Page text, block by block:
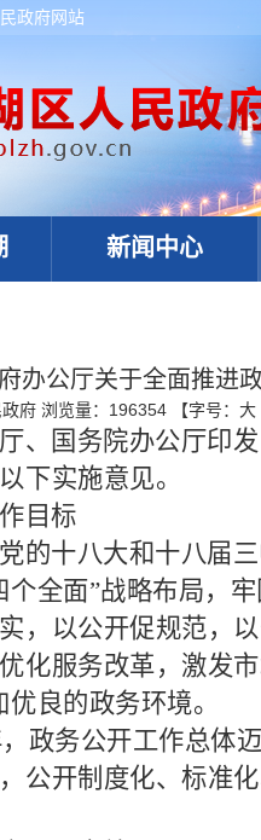
政府网站
新闻中心
办公厅关于全面推进
府 浏览量： 196354 【字号： 大
、国务院办公厅印
下实施意见。
目标
的十八大和十八届
个全面”战略布局，
，以公开促规范，
化服务改革，激发
良的政务环境。
政务公开工作总体
公开制度化、标准